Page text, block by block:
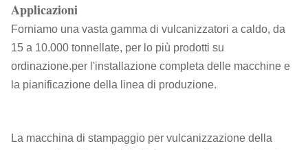
Applicazioni
Forniamo una vasta gamma di vulcanizzatori a caldo, da
15 a 10.000 tonnellate, per lo più prodotti su
ordinazione.per l'installazione completa delle macchine e
la pianificazione della linea di produzione.
La macchina di stampaggio per vulcanizzazione della